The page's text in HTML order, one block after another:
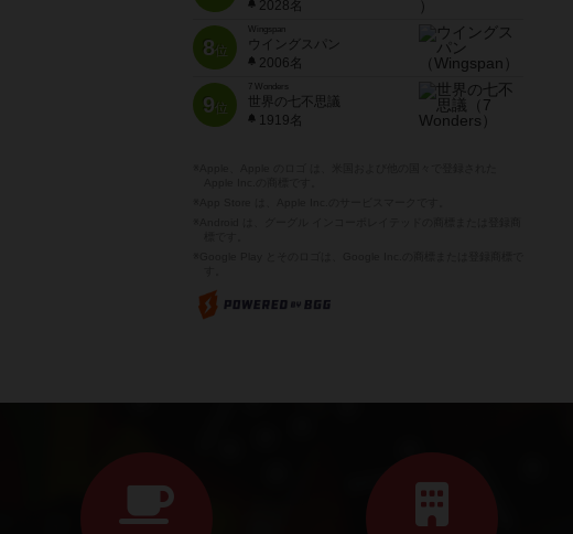
2028名
8位
Wingspan
ウイングスパン
2006名
9位
7 Wonders
世界の七不思議
1919名